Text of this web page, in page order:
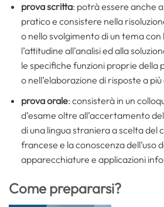
prova scritta: potrà essere anche
pratico e consistere nella
o nello svolgimento di un tema
l’attitudine all’analisi ed alla
le specifiche funzioni proprie della
o nell’elaborazione di risposte a più
prova orale: consisterà in un
d’esame oltre all’accertamento
di una lingua straniera a scelta del
francese e la conoscenza dell’uso
apparecchiature e applicazioni
Come prepararsi?